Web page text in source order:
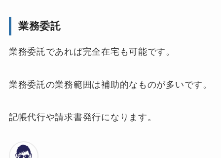
業務委託
業務委託であれば完全在宅も可能です。
業務委託の業務範囲は補助的なものが多いです。
記帳代行や請求書発行になります。